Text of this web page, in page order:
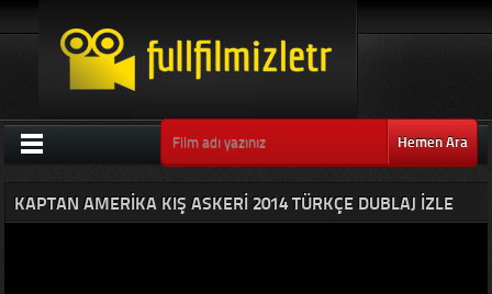
Hemen Ara
KAPTAN AMERIKA KIŞ ASKERI 2014 TÜRKÇE DUBLAJ IZLE